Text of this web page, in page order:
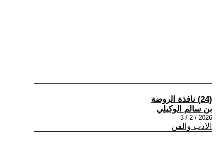
(24) نافذة الروضة
بن سالم الوكيلي
2026 / 2 / 3
الادب والفن